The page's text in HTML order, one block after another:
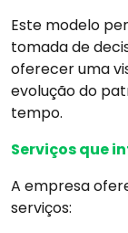
Este modelo
tomada de
oferecer uma
evolução do
tempo.
Serviços que
A empresa
serviços: